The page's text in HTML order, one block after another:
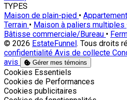
TYPES
Maison de plain-pied • Appartement
Terrain • Maison à paliers multiples
Bâtisse commerciale/Bureau •
© 2026 EstateFunnel . Tous droits
confidentialité Avis de collecte
avis
Gérer mes témoins
Activer
Cookies Essentiels
Activer
Cookies de Performances
Activer
Cookies publicitaires